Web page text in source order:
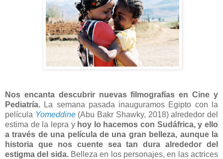
Nos encanta descubrir nuevas filmografías en Cine y
Pediatría. La semana pasada inauguramos Egipto con la
película Yomeddine(Abu Bakr Shawky, 2018) alrededor del
estima de la lepra y hoy lo hacemos con Sudáfrica, y ello
a través de una película de una gran belleza, aunque la
historia que nos cuente sea tan dura alrededor del
estigma del sida.Belleza en los personajes, en las actrices